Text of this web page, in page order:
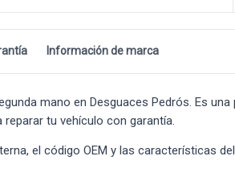
Información de marca
mano en Desguaces Pedrós. Es una
tu vehículo con garantía.
el código OEM y las características